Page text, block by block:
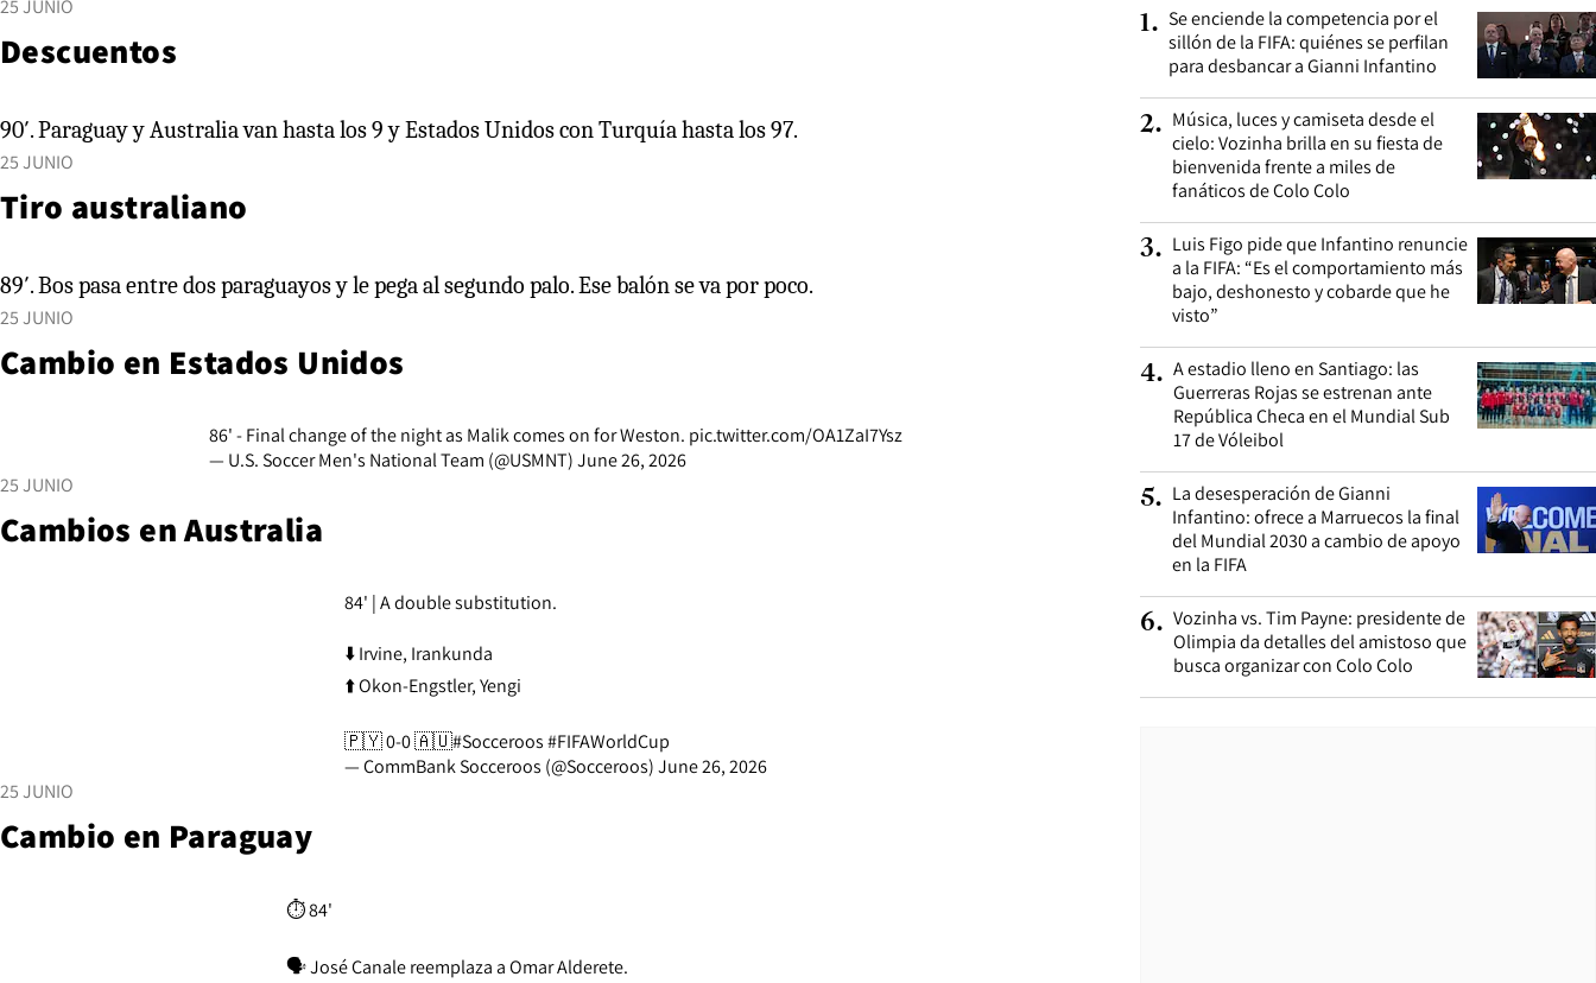
25 JUNIO
Descuentos
90′. Paraguay y Australia van hasta los 9 y Estados Unidos con Turquía hasta los 97.
25 JUNIO
Tiro australiano
89′. Bos pasa entre dos paraguayos y le pega al segundo palo. Ese balón se va por poco.
25 JUNIO
Cambio en Estados Unidos
86' - Final change of the night as Malik comes on for Weston. pic.twitter.com/OA1ZaI7Ysz
— U.S. Soccer Men's National Team (@USMNT)June 26, 2026
25 JUNIO
Cambios en Australia
84' | A double substitution.
⬇️ Irvine, Irankunda
⬆️ Okon-Engstler, Yengi
🇵🇾 0-0 🇦🇺#Socceroos#FIFAWorldCup
— CommBank Socceroos (@Socceroos)June 26, 2026
25 JUNIO
Cambio en Paraguay
⏱️ 84'
🗣️ José Canale reemplaza a Omar Alderete.
1. Se enciende la competencia por el
sillón de la FIFA: quiénes se perfilan
para desbancar a Gianni Infantino
2. Música, luces y camiseta desde el
cielo: Vozinha brilla en su fiesta de
bienvenida frente a miles de
fanáticos de Colo Colo
3. Luis Figo pide que Infantino renuncie
a la FIFA: “Es el comportamiento más
bajo, deshonesto y cobarde que he
visto”
4. A estadio lleno en Santiago: las
Guerreras Rojas se estrenan ante
República Checa en el Mundial Sub
17 de Vóleibol
5. La desesperación de Gianni
Infantino: ofrece a Marruecos la final
del Mundial 2030 a cambio de apoyo
en la FIFA
6. Vozinha vs. Tim Payne: presidente de
Olimpia da detalles del amistoso que
busca organizar con Colo Colo